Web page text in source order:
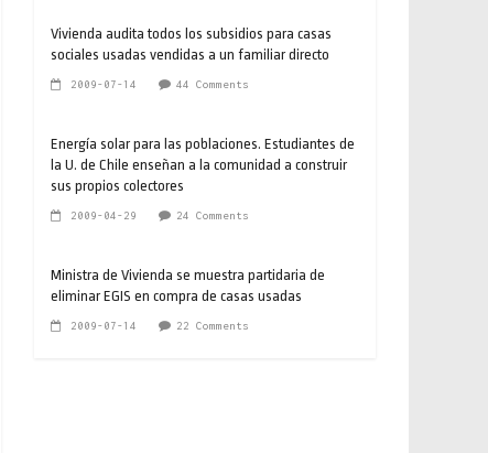
Vivienda audita todos los subsidios para casas
sociales usadas vendidas a un familiar directo
2009-07-14 44 Comments
Energía solar para las poblaciones. Estudiantes de
la U. de Chile enseñan a la comunidad a construir
sus propios colectores
2009-04-29 24 Comments
Ministra de Vivienda se muestra partidaria de
eliminar EGIS en compra de casas usadas
2009-07-14 22 Comments